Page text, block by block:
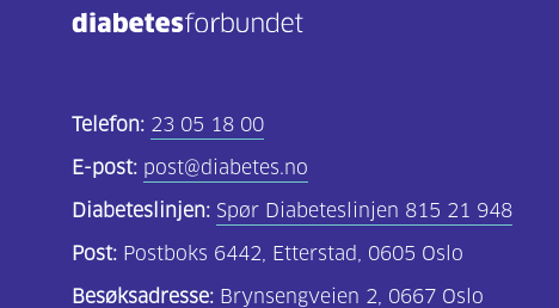
Telefon: 23 05 18 00
E-post: post@diabetes.no
Diabeteslinjen: Spør Diabeteslinjen 815 21 948
Post: Postboks 6442, Etterstad, 0605 Oslo
Besøksadresse: Brynsengveien 2, 0667 Oslo